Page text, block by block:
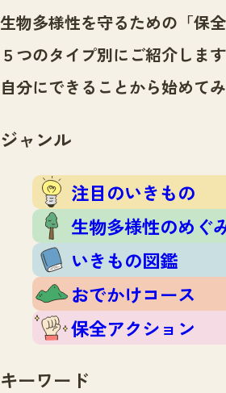
センター紹介TOP
サイトポリシー
ニュース
ニュースTOP
市の取組み
いきものガイド
注目のいきもの
いきもの図鑑
おでかけコース
保全アクション
調査レポート
調査レポートTOP
調査結果
ふくおかいきものマップ
マッチング
マッチングTOP
掲載申し込みフォーム
お問合せ
生物多様性を守るための「保
５つのタイプ別にご紹介します
自分にできることから始めて
ジャンル
注目のいきもの
生物多様性のめぐ
いきもの図鑑
おでかけコース
保全アクション
キーワード